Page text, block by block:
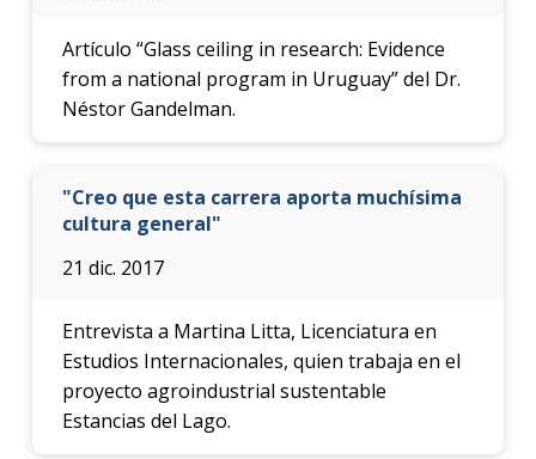
Artículo “Glass ceiling in research: Evidence
from a national program in Uruguay” del Dr.
Néstor Gandelman.
"Creo que esta carrera aporta muchísima
cultura general"
21 dic. 2017
Entrevista a Martina Litta, Licenciatura en
Estudios Internacionales, quien trabaja en el
proyecto agroindustrial sustentable
Estancias del Lago.